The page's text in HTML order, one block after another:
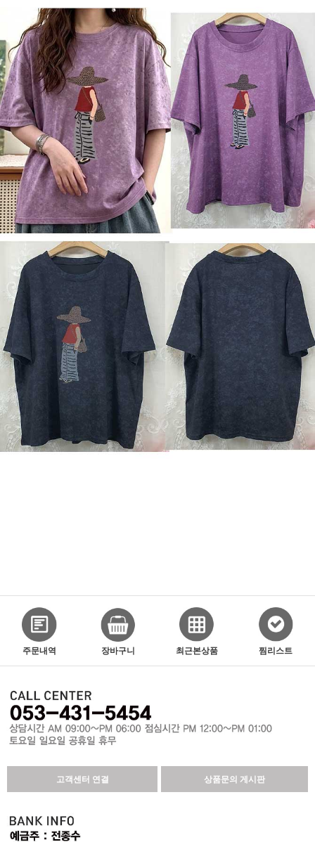
주문내역 장바구니 최근본상품 찜리스트
고객센터 연결 상품문의 게시판